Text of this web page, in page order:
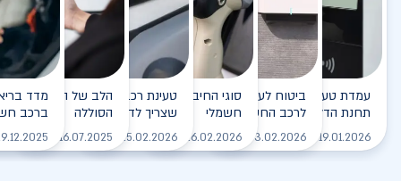
עמדת טעינה - הסוף של
תחנת הדלק?
19.01.2026 לקריאה
ביטוח לעמדת טעינה ביתית
לרכב החשמלי
03.02.2026 לקריאה
סוגי החיבורים לטעינת רכב
חשמלי
26.02.2026 לקריאה
טעינת רכב חשמלי - כל מה
שצריך לדעת
25.02.2026 לקריאה
הלב של הרכב
הסוללה
16.07.2025
ברכב